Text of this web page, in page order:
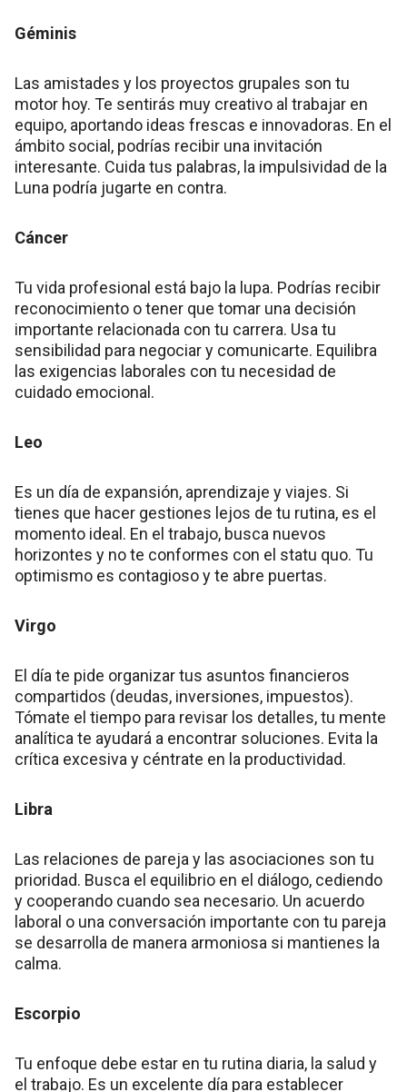
Géminis
Las amistades y los proyectos grupales son tu
motor hoy. Te sentirás muy creativo al trabajar en
equipo, aportando ideas frescas e innovadoras. En el
ámbito social, podrías recibir una invitación
interesante. Cuida tus palabras, la impulsividad de la
Luna podría jugarte en contra.
Cáncer
Tu vida profesional está bajo la lupa. Podrías recibir
reconocimiento o tener que tomar una decisión
importante relacionada con tu carrera. Usa tu
sensibilidad para negociar y comunicarte. Equilibra
las exigencias laborales con tu necesidad de
cuidado emocional.
Leo
Es un día de expansión, aprendizaje y viajes. Si
tienes que hacer gestiones lejos de tu rutina, es el
momento ideal. En el trabajo, busca nuevos
horizontes y no te conformes con el statu quo. Tu
optimismo es contagioso y te abre puertas.
Virgo
El día te pide organizar tus asuntos financieros
compartidos (deudas, inversiones, impuestos).
Tómate el tiempo para revisar los detalles, tu mente
analítica te ayudará a encontrar soluciones. Evita la
crítica excesiva y céntrate en la productividad.
Libra
Las relaciones de pareja y las asociaciones son tu
prioridad. Busca el equilibrio en el diálogo, cediendo
y cooperando cuando sea necesario. Un acuerdo
laboral o una conversación importante con tu pareja
se desarrolla de manera armoniosa si mantienes la
calma.
Escorpio
Tu enfoque debe estar en tu rutina diaria, la salud y
el trabajo. Es un excelente día para establecer